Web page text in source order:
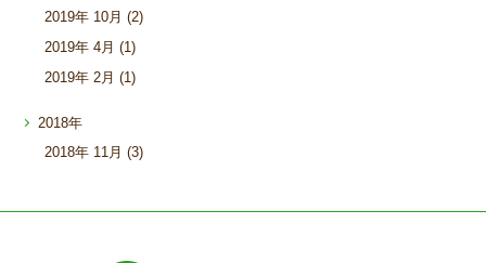
2019年 10月 (2)
2019年 4月 (1)
2019年 2月 (1)
2018年
2018年 11月 (3)